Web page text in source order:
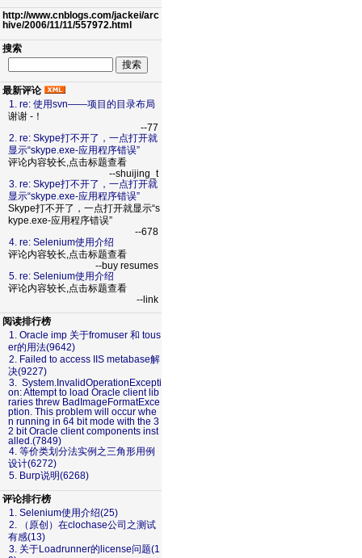
http://www.cnblogs.com/jackei/arc
hive/2006/11/11/557972.html
搜索
最新评论
1. re: 使用svn——项目的目录布局
谢谢 -！
--77
2. re: Skype打不开了，一点打开就
显示“skype.exe-应用程序错误”
评论内容较长,点击标题查看
--shuijing_t
3. re: Skype打不开了，一点打开就
显示“skype.exe-应用程序错误”
Skype打不开了，一点打开就显示“s
kype.exe-应用程序错误”
--678
4. re: Selenium使用介绍
评论内容较长,点击标题查看
--buy resumes
5. re: Selenium使用介绍
评论内容较长,点击标题查看
--link
阅读排行榜
1. Oracle imp 关于fromuser 和 tous
er的用法(9642)
2. Failed to access IIS metabase解
决(9227)
3. System.InvalidOperationExcepti
on: Attempt to load Oracle client lib
raries threw BadImageFormatExce
ption. This problem will occur whe
n running in 64 bit mode with the 3
2 bit Oracle client components inst
alled.(7849)
4. 等价类划分法实例之三角形用例
设计(6272)
5. Burp说明(6268)
评论排行榜
1. Selenium使用介绍(25)
2. （原创）在clochase公司之测试
有感(13)
3. 关于Loadrunner的license问题(1